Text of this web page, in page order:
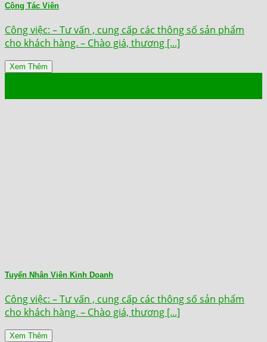
Cộng Tác Viên
Công việc: – Tư vấn , cung cấp các thông số sản phẩm
cho khách hàng. – Chào giá, thương [...]
Xem Thêm
Tuyển Nhân Viên Kinh Doanh
Công việc: – Tư vấn , cung cấp các thông số sản phẩm
cho khách hàng. – Chào giá, thương [...]
Xem Thêm